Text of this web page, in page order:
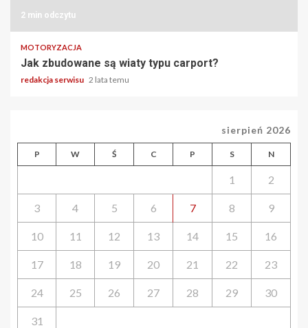
2 min odczytu
MOTORYZACJA
Jak zbudowane są wiaty typu carport?
redakcja serwisu 2 lata temu
sierpień 2026
P W Ś C P S N
1 2
3 4 5 6 7 8 9
10 11 12 13 14 15 16
17 18 19 20 21 22 23
24 25 26 27 28 29 30
31